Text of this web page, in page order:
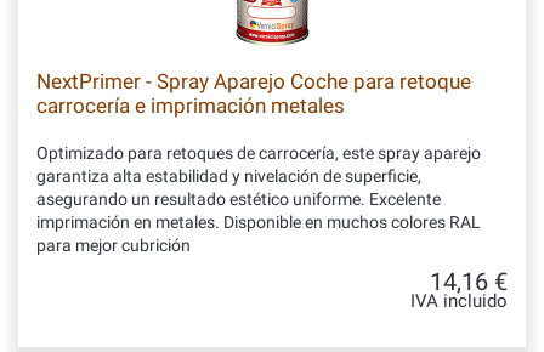
NextPrimer - Spray Aparejo Coche para retoque
carrocería e imprimación metales
Optimizado para retoques de carrocería, este spray aparejo
garantiza alta estabilidad y nivelación de superficie,
asegurando un resultado estético uniforme. Excelente
imprimación en metales. Disponible en muchos colores RAL
para mejor cubrición
14,16 €
IVA incluido